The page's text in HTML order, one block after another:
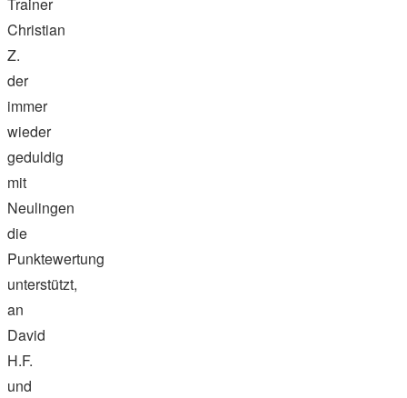
Trainer
Christian
Z.
der
immer
wieder
geduldig
mit
Neulingen
die
Punktewertung
unterstützt,
an
David
H.F.
und